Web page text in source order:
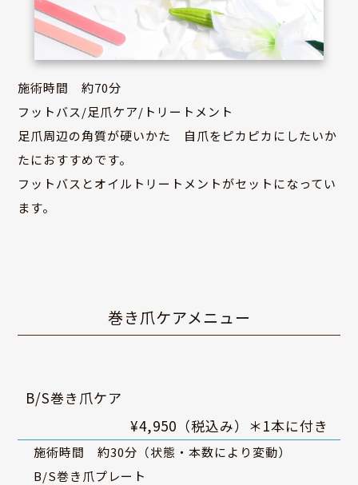
施術時間 約70分
フットバス/足爪ケア/トリートメント
足爪周辺の角質が硬いかた 自爪をピカピカにしたいか
たにおすすめです。
フットバスとオイルトリートメントがセットになってい
ます。
巻き爪ケアメニュー
B/S巻き爪ケア
¥4,950（税込み）＊1本に付き
施術時間 約30分（状態・本数により変動）
B/S巻き爪プレート